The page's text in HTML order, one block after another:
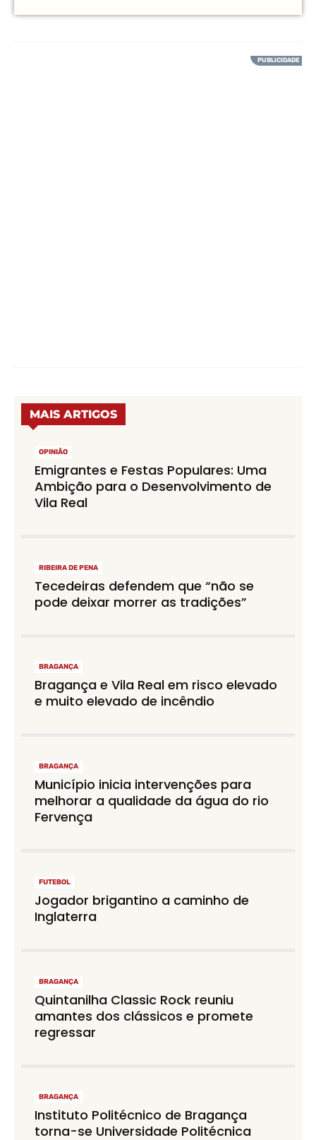
MAIS ARTIGOS
OPINIÃO
Emigrantes e Festas Populares: Uma
Ambição para o Desenvolvimento de
Vila Real
RIBEIRA DE PENA
Tecedeiras defendem que “não se
pode deixar morrer as tradições”
BRAGANÇA
Bragança e Vila Real em risco elevado
e muito elevado de incêndio
BRAGANÇA
Município inicia intervenções para
melhorar a qualidade da água do rio
Fervença
FUTEBOL
Jogador brigantino a caminho de
Inglaterra
BRAGANÇA
Quintanilha Classic Rock reuniu
amantes dos clássicos e promete
regressar
BRAGANÇA
Instituto Politécnico de Bragança
torna-se Universidade Politécnica